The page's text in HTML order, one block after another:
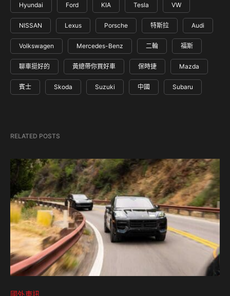
Hyundai Ford KIA Tesla VW
NISSAN Lexus Porsche 特斯拉 Audi
Volkswagen Mercedes-Benz 二輪 福斯
聊車挺好的 黃總帶你買好車 保時捷 Mazda
賓士 Skoda Suzuki 中國 Subaru
RELATED POSTS
國外車訊